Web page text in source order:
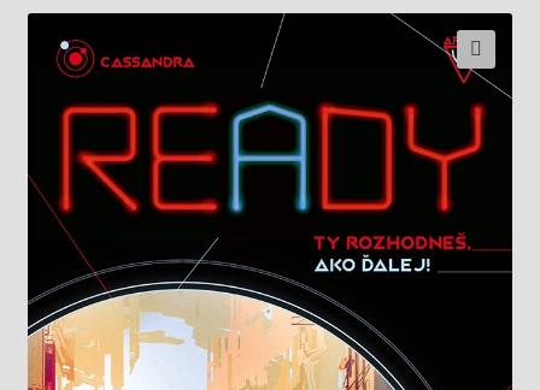
Predplatné
Pripravujeme
Pre školy
Knižný klub
Kontakt